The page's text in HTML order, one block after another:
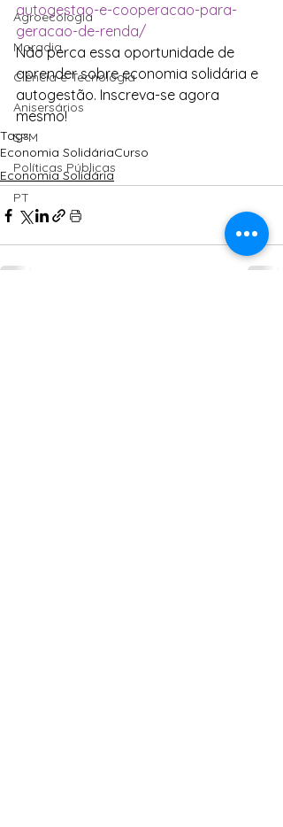
Agroecologia
Moradia
Ciência e Tecnologia
Anisersários
SPM
Políticas Públicas
PT
autogestao-e-cooperacao-para-
geracao-de-renda/
Não perca essa oportunidade de
aprender sobre economia solidária e
autogestão. Inscreva-se agora
mesmo!
Tags:
Economia SolidáriaCurso
Economia Solidária